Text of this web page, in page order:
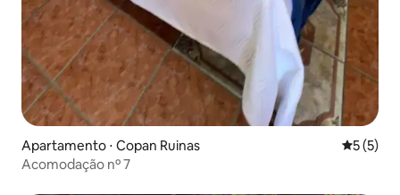
Apartamento ⋅ Copan Ruinas 5 de
5 (5)
Acomodação nº 7